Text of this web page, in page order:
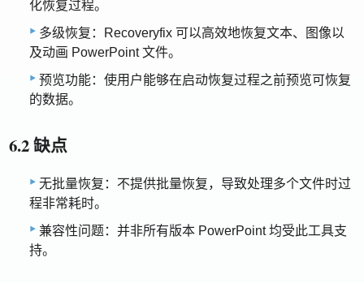
化恢复过程。
多级恢复：Recoveryfix 可以高效地恢复文本、图像以
及动画 PowerPoint 文件。
预览功能：使用户能够在启动恢复过程之前预览可恢复
的数据。
6.2 缺点
无批量恢复：不提供批量恢复，导致处理多个文件时过
程非常耗时。
兼容性问题：并非所有版本 PowerPoint 均受此工具支
持。